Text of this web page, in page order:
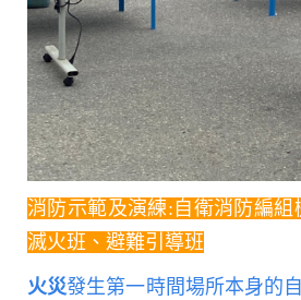
消防示範及演練:自衛消防編組
滅火班 、 避難引導班
火災發生第一時間場所本身的